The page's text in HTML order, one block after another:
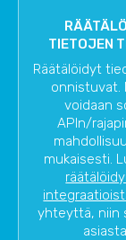
TIETOJEN
Räätälöidyt
onnistuvat.
voidaan
APIn/
mukaisesti.
yhteyttä, niin